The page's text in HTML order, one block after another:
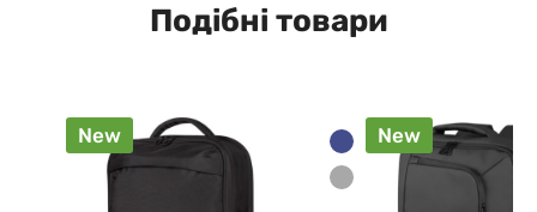
Подібні товари
New New